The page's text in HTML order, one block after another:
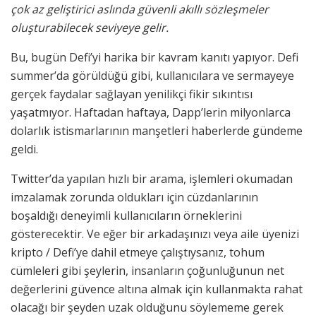
çok az geliştirici aslında güvenli akıllı sözleşmeler
oluşturabilecek seviyeye gelir.
Bu, bugün Defi’yi harika bir kavram kanıtı yapıyor. Defi
summer’da görüldüğü gibi, kullanıcılara ve sermayeye
gerçek faydalar sağlayan yenilikçi fikir sıkıntısı
yaşatmıyor. Haftadan haftaya, Dapp’lerin milyonlarca
dolarlık istismarlarının manşetleri haberlerde gündeme
geldi.
Twitter’da yapılan hızlı bir arama, işlemleri okumadan
imzalamak zorunda oldukları için cüzdanlarının
boşaldığı deneyimli kullanıcıların örneklerini
gösterecektir. Ve eğer bir arkadaşınızı veya aile üyenizi
kripto / Defi’ye dahil etmeye çalıştıysanız, tohum
cümleleri gibi şeylerin, insanların çoğunluğunun net
değerlerini güvence altına almak için kullanmakta rahat
olacağı bir şeyden uzak olduğunu söylememe gerek